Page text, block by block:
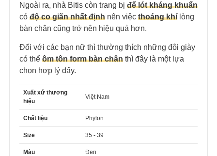
Ngoài ra, nhà Bitis còn trang bị đế lót kháng khuẩn
có độ co giãn nhất định nên việc thoáng khí òng
bàn chân cũng trở nên hiệu quả hơn.
Đối với các bạn nữ thì thường thích những đôi giày
có thể ôm tôn form bàn chân thì đây là một lựa
chọn hợp lý đấy.
Xuất xứ thương
hiệu
Việt Nam
Chất liệu Phylon
Size 35 - 39
Màu Đen